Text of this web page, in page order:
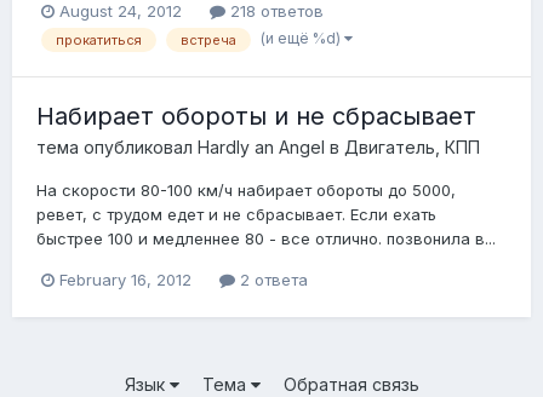
August 24, 2012 218 ответов
прокатиться встреча (и ещё %d)
Набирает обороты и не сбрасывает
тема опубликовал Hardly an Angel в Двигатель, КПП
На скорости 80-100 км/ч набирает обороты до 5000,
ревет, с трудом едет и не сбрасывает. Если ехать
быстрее 100 и медленнее 80 - все отлично. позвонила в...
February 16, 2012 2 ответа
Язык Тема Обратная связь